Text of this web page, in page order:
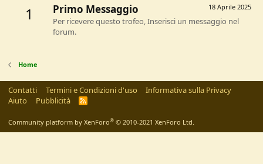
1 18 Aprile 2025
Primo Messaggio
Per ricevere questo trofeo, Inserisci un messaggio nel
forum.
Home
Contatti Termini e Condizioni d'uso
Informativa sulla Privacy
Aiuto
Pubblicità
R
Community platform by XenForo® © 2010-2021 XenForo Ltd.